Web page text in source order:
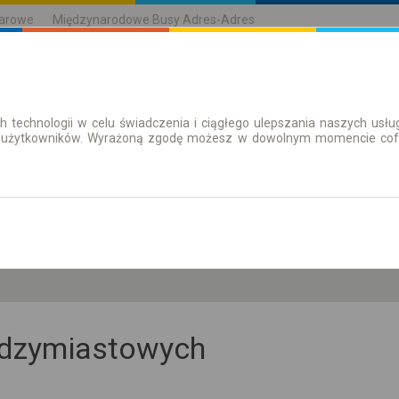
Międzynarodowe Busy Adres-Adres
| Bilety Bilety okresowe
technologii w celu świadczenia i ciągłego ulepszania naszych
Wyrażoną zgodę możesz w dowolnym momencie